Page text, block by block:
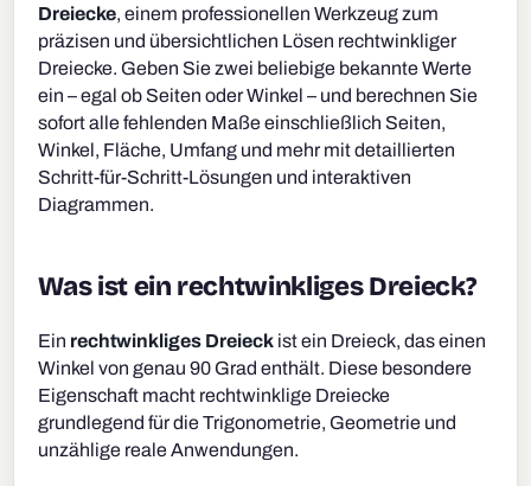
Dreiecke, einem professionellen Werkzeug zum
präzisen und übersichtlichen Lösen rechtwinkliger
Dreiecke. Geben Sie zwei beliebige bekannte Werte
ein – egal ob Seiten oder Winkel – und berechnen Sie
sofort alle fehlenden Maße einschließlich Seiten,
Winkel, Fläche, Umfang und mehr mit detaillierten
Schritt-für-Schritt-Lösungen und interaktiven
Diagrammen.
Was ist ein rechtwinkliges Dreieck?
Ein rechtwinkliges Dreieck ist ein Dreieck, das einen
Winkel von genau 90 Grad enthält. Diese besondere
Eigenschaft macht rechtwinklige Dreiecke
grundlegend für die Trigonometrie, Geometrie und
unzählige reale Anwendungen.